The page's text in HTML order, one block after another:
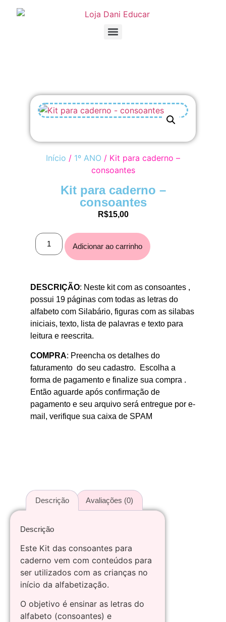
Início / 1º ANO / Kit para caderno –
consoantes
Kit para caderno –
consoantes
R$15,00
Adicionar ao carrinho
DESCRIÇÃO: Neste kit com as consoantes ,
possui 19 páginas com todas as letras do
alfabeto com Silabário, figuras com as silabas
iniciais, texto, lista de palavras e texto para
leitura e reescrita.
COMPRA: Preencha os detalhes do
faturamento do seu cadastro. Escolha a
forma de pagamento e finalize sua compra .
Então aguarde após confirmação de
pagamento e seu arquivo será entregue por e-
mail, verifique sua caixa de SPAM
Descrição Avaliações (0)
Descrição
Este Kit das consoantes para
caderno vem com conteúdos para
ser utilizados com as crianças no
início da alfabetização.
O objetivo é ensinar as letras do
alfabeto (consoantes) e